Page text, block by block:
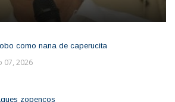
como nana de caperucita
07, 2026
zopencos